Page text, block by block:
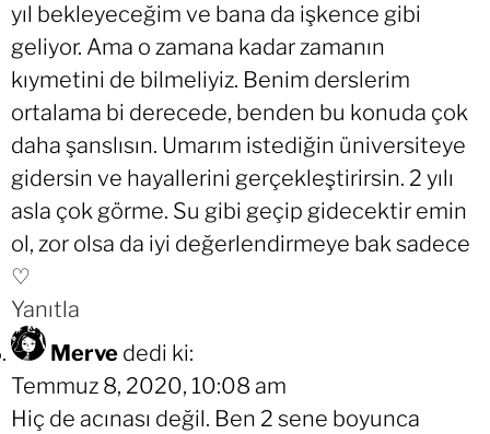
yıl bekleyeceğim ve bana da işkence gibi
geliyor. Ama o zamana kadar zamanın
kıymetini de bilmeliyiz. Benim derslerim
ortalama bi derecede, benden bu konuda çok
daha şanslısın. Umarım istediğin üniversiteye
gidersin ve hayallerini gerçekleştirirsin. 2 yılı
asla çok görme. Su gibi geçip gidecektir emin
ol, zor olsa da iyi değerlendirmeye bak sadece
♡
Yanıtla
Merve dedi ki:
Temmuz 8, 2020, 10:08 am
Hiç de acınası değil. Ben 2 sene boyunca